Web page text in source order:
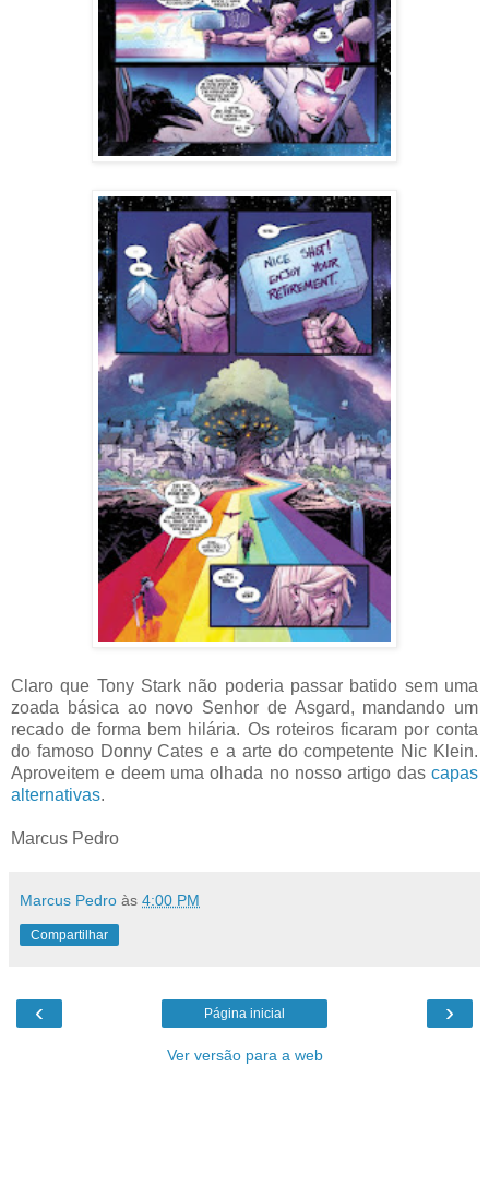
Claro que Tony Stark não poderia passar batido sem uma
zoada básica ao novo Senhor de Asgard, mandando um
recado de forma bem hilária. Os roteiros ficaram por conta
do famoso Donny Cates e a arte do competente Nic Klein.
Aproveitem e deem uma olhada no nosso artigo das capas
alternativas.
Marcus Pedro
Marcus Pedro às 4:00 PM
Compartilhar
‹ ›
Página inicial
Ver versão para a web